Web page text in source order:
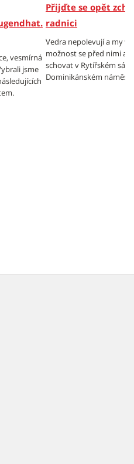
vesmírná
jsme
Přijďte se opět
radnici
Vedra nepolevují a my
možnost se před nimi
schovat v Rytířském
Dominikánském náměstí.